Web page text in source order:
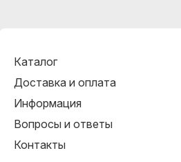
Каталог
Доставка и оплата
Информация
Вопросы и ответы
Контакты